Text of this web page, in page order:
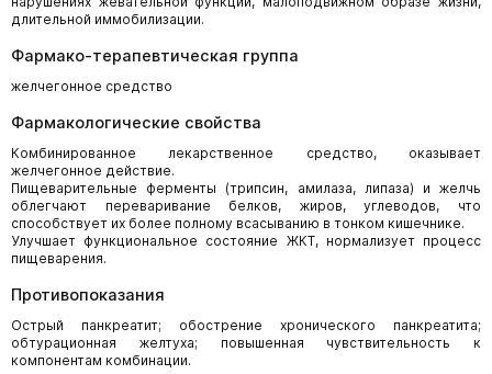
длительной иммобилизации.
Фармако-терапевтическая группа
желчегонное средство
Фармакологические свойства
Комбинированное лекарственное средство, оказывает
желчегонное действие.
Пищеварительные ферменты (трипсин, амилаза, липаза) и желчь
облегчают переваривание белков, жиров, углеводов, что
способствует их более полному всасыванию в тонком кишечнике.
Улучшает функциональное состояние ЖКТ, нормализует процесс
пищеварения.
Противопоказания
Острый панкреатит; обострение хронического панкреатита;
обтурационная желтуха; повышенная чувствительность к
компонентам комбинации.